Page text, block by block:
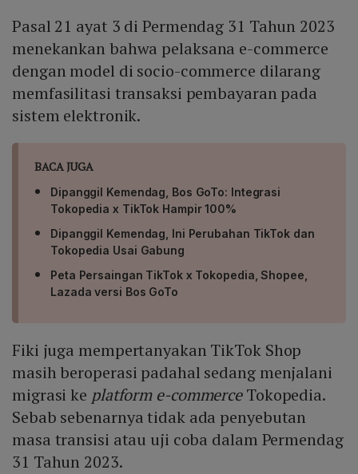
Pasal 21 ayat 3 di Permendag 31 Tahun 2023
menekankan bahwa pelaksana e-commerce
dengan model di socio-commerce dilarang
memfasilitasi transaksi pembayaran pada
sistem elektronik.
BACA JUGA
Dipanggil Kemendag, Bos GoTo: Integrasi
Tokopedia x TikTok Hampir 100%
Dipanggil Kemendag, Ini Perubahan TikTok dan
Tokopedia Usai Gabung
Peta Persaingan TikTok x Tokopedia, Shopee,
Lazada versi Bos GoTo
Fiki juga mempertanyakan TikTok Shop
masih beroperasi padahal sedang menjalani
migrasi ke platform e-commerceTokopedia.
Sebab sebenarnya tidak ada penyebutan
masa transisi atau uji coba dalam Permendag
31 Tahun 2023.